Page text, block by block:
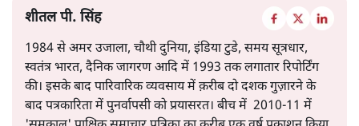
शीतल पी. सिंह
1984 से अमर उजाला, चौथी दुनिया, इंडिया टुडे, समय सूत्रधार,
स्वतंत्र भारत, दैनिक जागरण आदि में 1993 तक लगातार रिपोर्टिंग
की। इसके बाद पारिवारिक व्यवसाय में क़रीब दो दशक गुज़ारने के
बाद पत्रकारिता में पुनर्वापसी को प्रयासरत। बीच में 2010-11 में